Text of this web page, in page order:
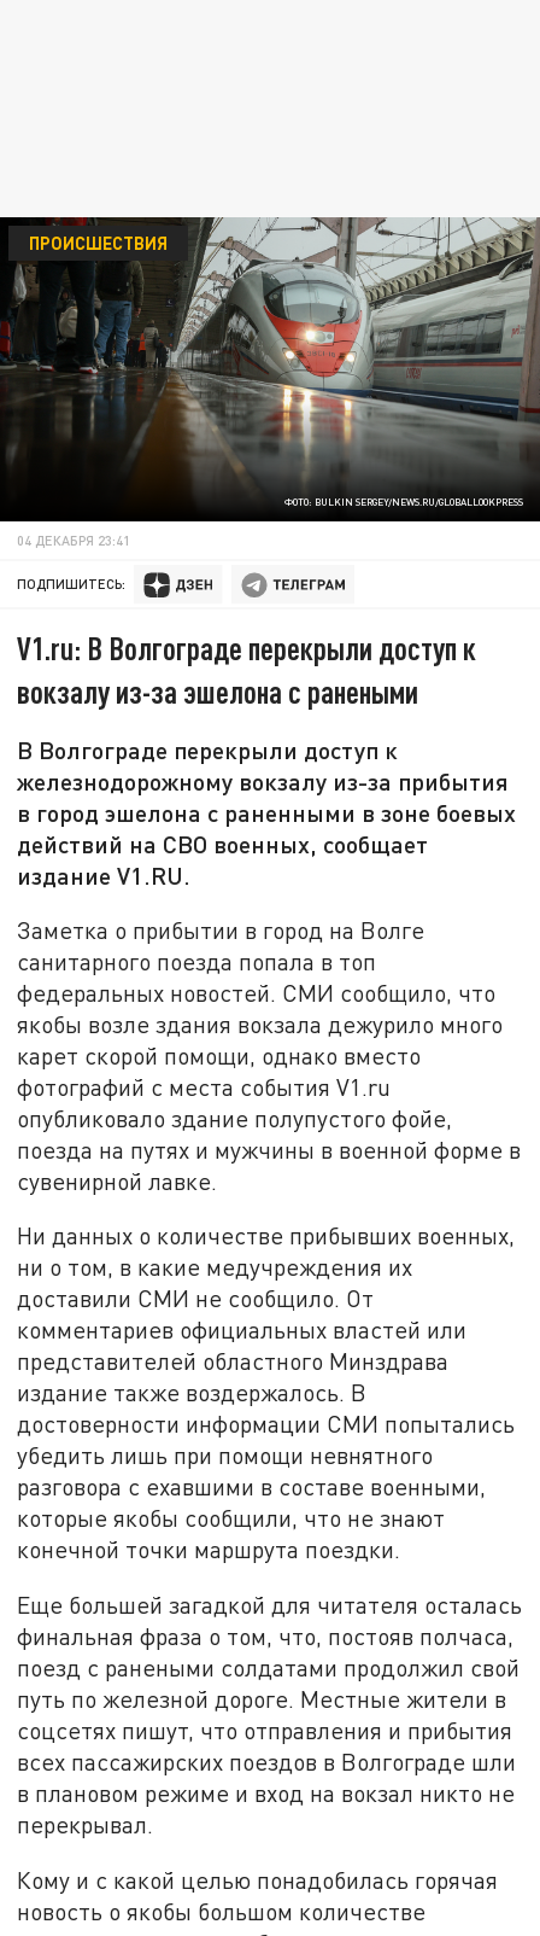
ФОТО: BULKIN SERGEY/NEWS.RU/GLOBALLOOKPRESS
ПРОИСШЕСТВИЯ
04 ДЕКАБРЯ 23:41
ПОДПИШИТЕСЬ:
V1.ru: В Волгограде перекрыли доступ к
вокзалу из-за эшелона с ранеными
В Волгограде перекрыли доступ к
железнодорожному вокзалу из-за прибытия
в город эшелона с раненными в зоне боевых
действий на СВО военных, сообщает
издание V1.RU.
Заметка о прибытии в город на Волге
санитарного поезда попала в топ
федеральных новостей. СМИ сообщило, что
якобы возле здания вокзала дежурило много
карет скорой помощи, однако вместо
фотографий с места события V1.ru
опубликовало здание полупустого фойе,
поезда на путях и мужчины в военной форме в
сувенирной лавке.
Ни данных о количестве прибывших военных,
ни о том, в какие медучреждения их
доставили СМИ не сообщило. От
комментариев официальных властей или
представителей областного Минздрава
издание также воздержалось. В
достоверности информации СМИ попытались
убедить лишь при помощи невнятного
разговора с ехавшими в составе военными,
которые якобы сообщили, что не знают
конечной точки маршрута поездки.
Еще большей загадкой для читателя осталась
финальная фраза о том, что, постояв полчаса,
поезд с ранеными солдатами продолжил свой
путь по железной дороге. Местные жители в
соцсетях пишут, что отправления и прибытия
всех пассажирских поездов в Волгограде шли
в плановом режиме и вход на вокзал никто не
перекрывал.
Кому и с какой целью понадобилась горячая
новость о якобы большом количестве